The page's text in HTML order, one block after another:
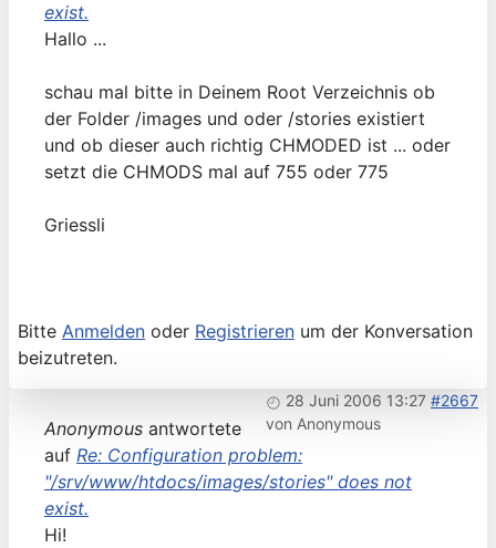
exist.
Hallo ...
schau mal bitte in Deinem Root Verzeichnis ob
der Folder /images und oder /stories existiert
und ob dieser auch richtig CHMODED ist ... oder
setzt die CHMODS mal auf 755 oder 775
Griessli
Bitte Anmelden oder Registrieren um der Konversation
beizutreten.
28 Juni 2006 13:27 #2667
von Anonymous
Anonymous antwortete
auf Re: Configuration problem:
"/srv/www/htdocs/images/stories" does not
exist.
Hi!